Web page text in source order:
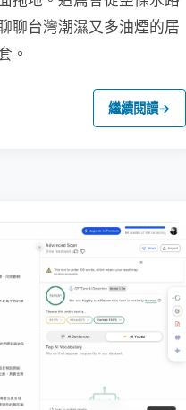
聊台灣潮濕又多油煙的居
。
繼續閱讀→